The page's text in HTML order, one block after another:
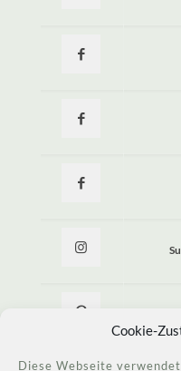
Cookie-
Diese Webseite